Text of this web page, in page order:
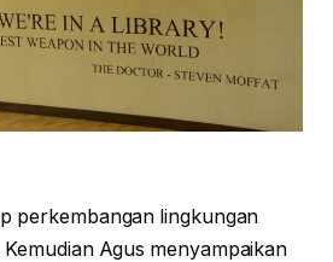
perkembangan lingkungan
Kemudian Agus menyampaikan